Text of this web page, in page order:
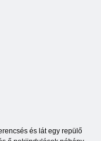
és lát egy repülő